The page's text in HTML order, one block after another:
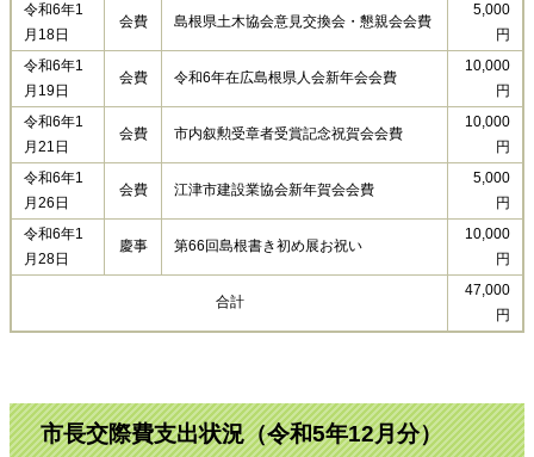
令和6年1
月18日
会費 島根県土木協会意見交換会・懇親会会費
5,000
円
令和6年1
月19日
会費 令和6年在広島根県人会新年会会費
10,000
円
令和6年1
月21日
会費 市内叙勲受章者受賞記念祝賀会会費
10,000
円
令和6年1
月26日
会費 江津市建設業協会新年賀会会費
5,000
円
令和6年1
月28日
慶事 第66回島根書き初め展お祝い
10,000
円
合計
47,000
円
市長交際費支出状況（令和5年12月分）